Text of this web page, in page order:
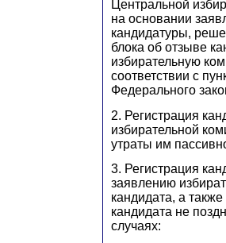
Центральной
на основании
кандидатуры,
блока об отзыве
избирательную
соответствии с
Федерального
2. Регистрация
избирательной
утраты им
3. Регистрация
заявлению
кандидата, а
кандидата не
случаях: